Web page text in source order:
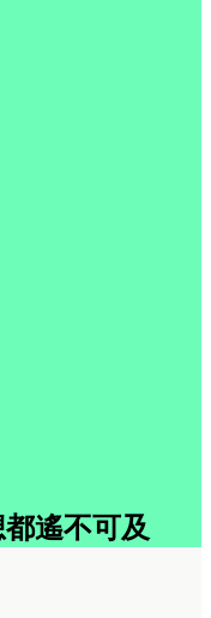
遙不可及